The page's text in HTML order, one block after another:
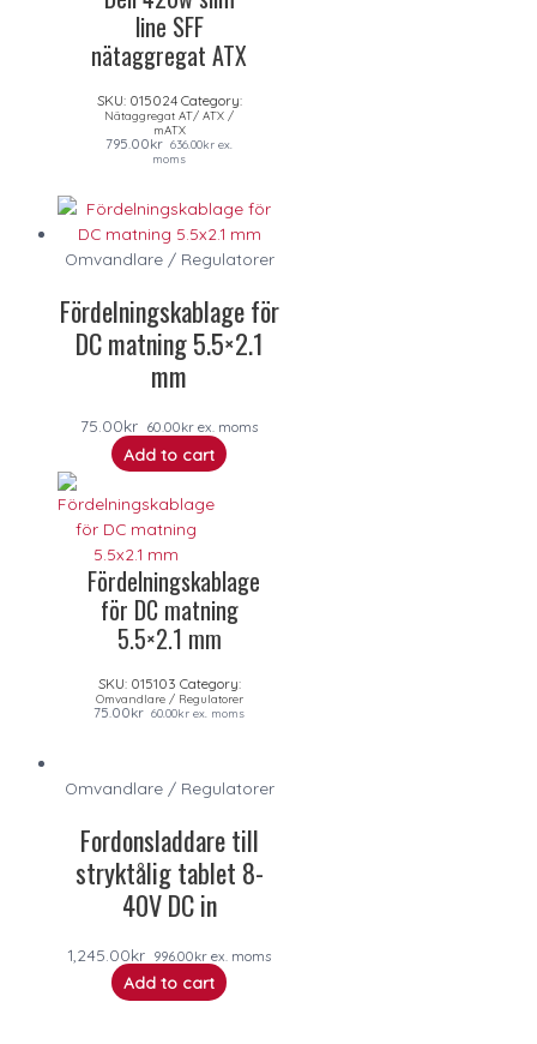
line SFF
nätaggregat ATX
SKU: 015024 Category:
Nätaggregat AT/ ATX /
mATX
795.00kr 636.00kr ex.
moms
Omvandlare / Regulatorer
Fördelningskablage för
DC matning 5.5×2.1
mm
75.00kr 60.00kr ex. moms
Add to cart
Fördelningskablage
för DC matning
5.5×2.1 mm
SKU: 015103 Category:
Omvandlare / Regulatorer
75.00kr 60.00kr ex. moms
Omvandlare / Regulatorer
Fordonsladdare till
stryktålig tablet 8-
40V DC in
1,245.00kr 996.00kr ex. moms
Add to cart